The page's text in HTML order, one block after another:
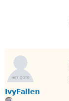
IvyFallen